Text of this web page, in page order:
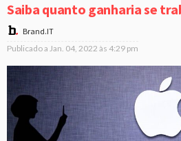
Saiba quanto ganharia se
Brand.IT
Publicado a Jan. 04, 2022 às 4:29 pm